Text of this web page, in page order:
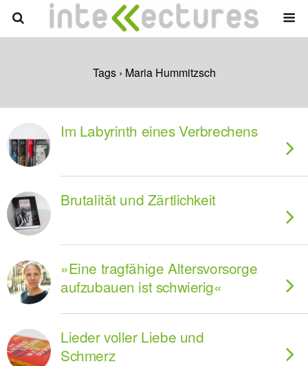
Tags › Maria Hummitzsch
Im Labyrinth eines Verbrechens
Brutalität und Zärtlichkeit
»Eine tragfähige Altersvorsorge
aufzubauen ist schwierig«
Lieder voller Liebe und
Schmerz